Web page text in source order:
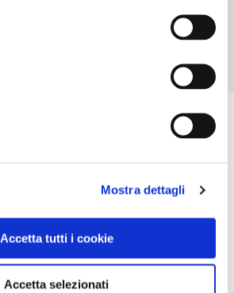
Mostra dettagli
Accetta tutti i cookie
Accetta selezionati